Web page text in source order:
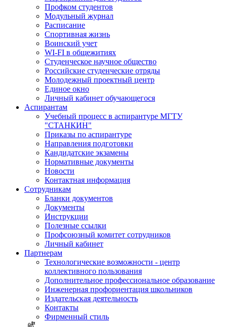
Профком студентов
Модульный журнал
Расписание
Спортивная жизнь
Воинский учет
WI-FI в общежитиях
Студенческое научное общество
Российские студенческие отряды
Молодежный проектный центр
Единое окно
Личный кабинет обучающегося
Аспирантам
Учебный процесс в аспирантуре МГТУ
"СТАНКИН"
Приказы по аспирантуре
Направления подготовки
Кандидатские экзамены
Нормативные документы
Новости
Контактная информация
Сотрудникам
Бланки документов
Документы
Инструкции
Полезные ссылки
Профсоюзный комитет сотрудников
Личный кабинет
Партнерам
Технологические возможности - центр
коллективного пользования
Дополнительное профессиональное образование
Инженерная профориентация школьников
Издательская деятельность
Контакты
Фирменный стиль